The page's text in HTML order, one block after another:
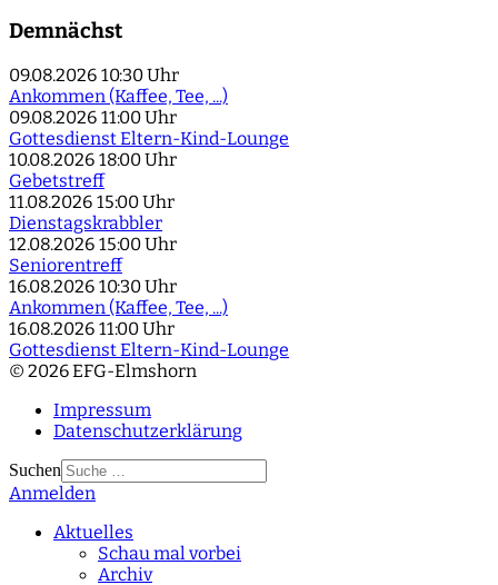
Demnächst
09.08.2026 10:30 Uhr
Ankommen (Kaffee, Tee, ...)
09.08.2026 11:00 Uhr
Gottesdienst Eltern-Kind-Lounge
10.08.2026 18:00 Uhr
Gebetstreff
11.08.2026 15:00 Uhr
Dienstagskrabbler
12.08.2026 15:00 Uhr
Seniorentreff
16.08.2026 10:30 Uhr
Ankommen (Kaffee, Tee, ...)
16.08.2026 11:00 Uhr
Gottesdienst Eltern-Kind-Lounge
© 2026 EFG-Elmshorn
Impressum
Datenschutzerklärung
Suchen
Type 2 or more
Anmelden
Aktuelles
Schau mal vorbei
Archiv